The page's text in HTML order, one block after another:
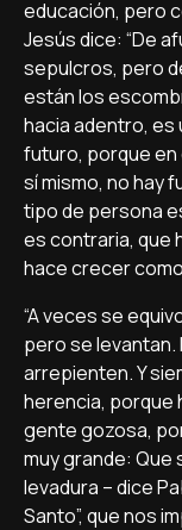
educación, pero
Jesús dice: “De
sepulcros, pero
están los
hacia adentro, es
futuro, porque en
sí mismo, no hay
tipo de persona
es contraria, que
hace crecer
“A veces se
pero se
arrepienten. Y
herencia, porque
gente gozosa,
muy grande: Que
levadura – dice
Santo”, que nos